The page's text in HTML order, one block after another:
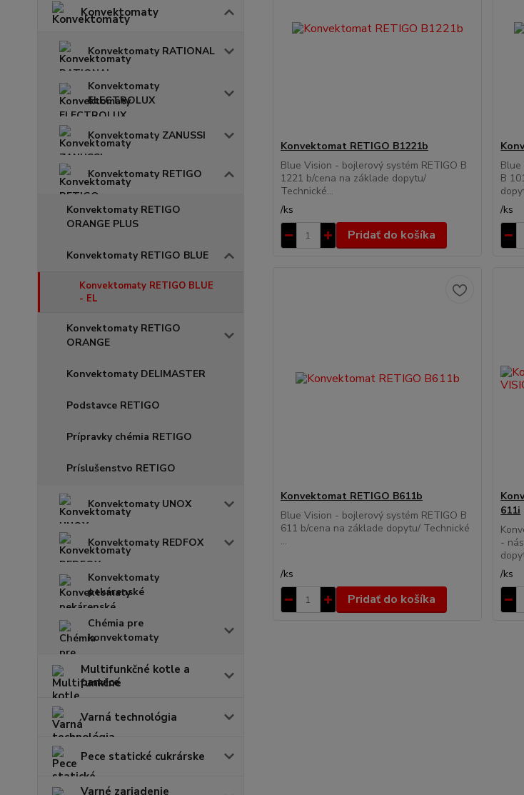
Konvektomaty
Konvektomaty RATIONAL
Konvektomaty
ELECTROLUX
Konvektomaty ZANUSSI
Konvektomaty RETIGO
Konvektomaty RETIGO
ORANGE PLUS
Konvektomaty RETIGO BLUE
Konvektomaty RETIGO BLUE
- EL
Konvektomaty RETIGO
ORANGE
Konvektomaty DELIMASTER
Podstavce RETIGO
Prípravky chémia RETIGO
Príslušenstvo RETIGO
Konvektomaty UNOX
Konvektomaty REDFOX
Konvektomaty
pekárenské
Chémia pre
konvektomaty
Multifunkčné kotle a
panvice
Varná technológia
Pece statické cukrárske
Varné zariadenie
Konvektomat RETIGO B1221b
Blue Vision - bojlerový systém RETIGO B
1221 b/cena na základe dopytu/
Technické...
/ks
Pridať do košíka
B
/ks
Konvektomat RETIGO B611b
Blue Vision - bojlerový systém RETIGO B
611 b/cena na základe dopytu/ Technické
...
/ks
Pridať do košíka
611i
-
/ks